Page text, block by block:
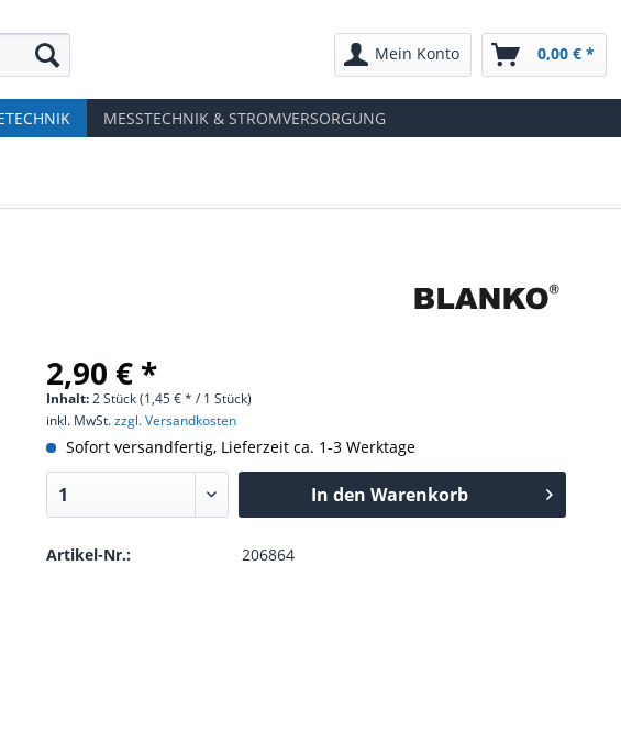
Mein Konto 0,00 € *
MESSTECHNIK & STROMVERSORGUNG
2,90 € *
Inhalt:2 Stück (1,45 € * / 1 Stück)
inkl. MwSt.zzgl. Versandkosten
Sofort versandfertig, Lieferzeit ca. 1-3 Werktage
In den Warenkorb
Artikel-Nr.: 206864